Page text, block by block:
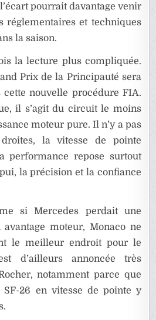
pourrait davantage venir
réglementaires et techniques
la saison.
la lecture plus compliquée.
Prix de la Principauté sera
nouvelle procédure FIA.
il s’agit du circuit le moins
moteur pure. Il n’y a pas
la vitesse de pointe
performance repose surtout
la précision et la confiance
si Mercedes perdait une
moteur, Monaco ne
le meilleur endroit pour le
d’ailleurs annoncée très
notamment parce que
26 en vitesse de pointe y